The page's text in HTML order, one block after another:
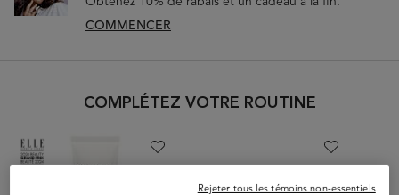
COMMENCER
PDP Slot 1 SectionCOMPLÉTEZ VOTRE ROUTINE
Rejeter tous les témoins non-essentiels